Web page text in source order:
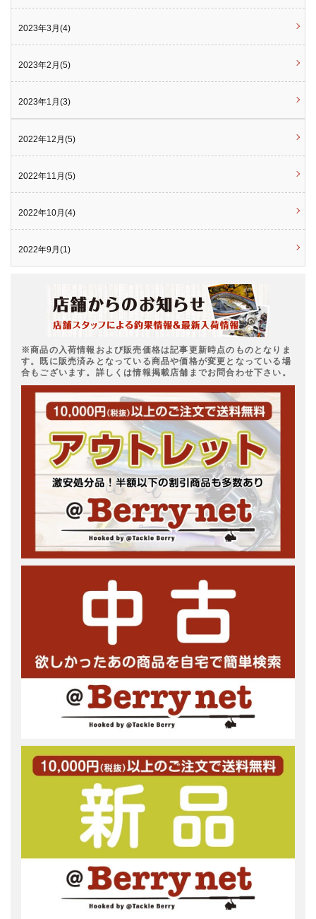
2023年3月(4)
2023年2月(5)
2023年1月(3)
2022年12月(5)
2022年11月(5)
2022年10月(4)
2022年9月(1)
※商品の入荷情報および販売価格は記事更新時点のものとなりま
す。既に販売済みとなっている商品や価格が変更となっている場
合もございます。詳しくは情報掲載店舗までお問合わせ下さい。